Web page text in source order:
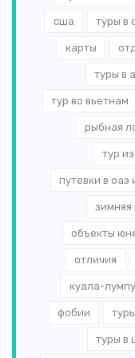
сша туры в
карты
туры в
тур во вьетнам
рыбная
тур
путевки в оаэ
зимняя
объекты
отличия
куала-
фобии
туры в